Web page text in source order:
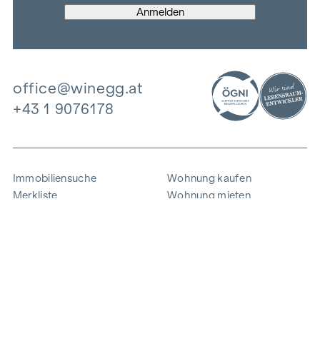
office@winegg.at
+43 1 9076178
Immobiliensuche
Merkliste
Wohnung kaufen
Wohnung mieten